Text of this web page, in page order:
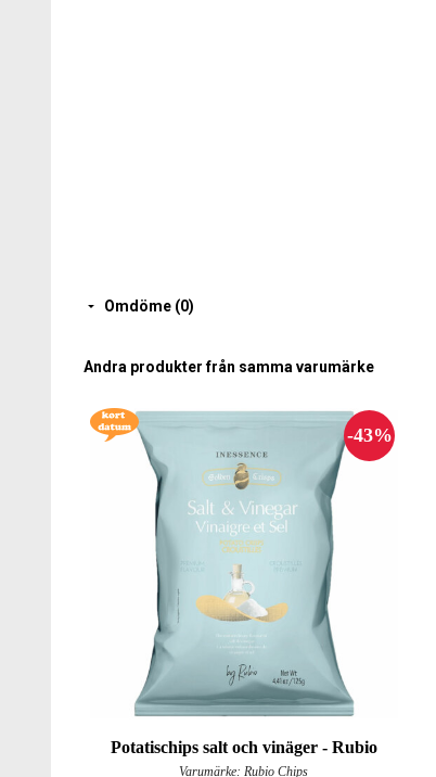
Omdöme (0)
Andra produkter från samma varumärke
Potatischips salt och vinäger - Rubio
Varumärke: Rubio Chips